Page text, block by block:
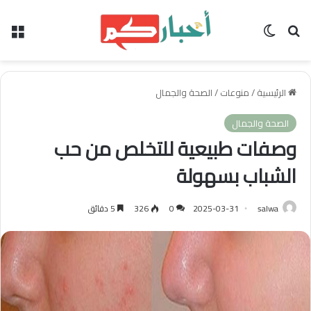
بحث عن الوضع المظلم
الرئيسية/منوعات/الصحة والجمال
الصحة والجمال
وصفات طبيعية للتخلص من حب
الشباب بسهولة
salwa
2025-03-31
0
326